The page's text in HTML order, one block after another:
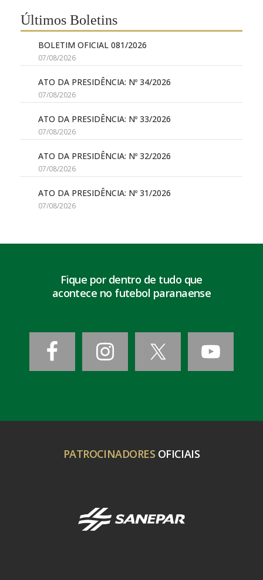
Últimos Boletins
BOLETIM OFICIAL 081/2026
07/08/2026
ATO DA PRESIDÊNCIA: Nº 34/2026
07/08/2026
ATO DA PRESIDÊNCIA: Nº 33/2026
07/08/2026
ATO DA PRESIDÊNCIA: Nº 32/2026
07/08/2026
ATO DA PRESIDÊNCIA: Nº 31/2026
07/08/2026
Fique por dentro de tudo que
acontece no futebol paranaense
PATROCINADORES OFICIAIS